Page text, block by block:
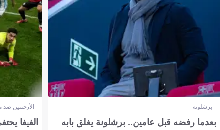
برشلونة
بعدما رفضه قبل عامين.. برشلونة يغلق بابه
الأرجنتين
الفيفا